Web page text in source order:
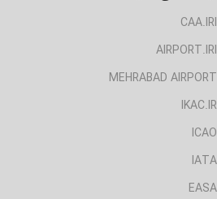
CAA.IRI
AIRPORT.IRI
MEHRABAD AIRPORT
IKAC.IR
ICAO
IATA
EASA